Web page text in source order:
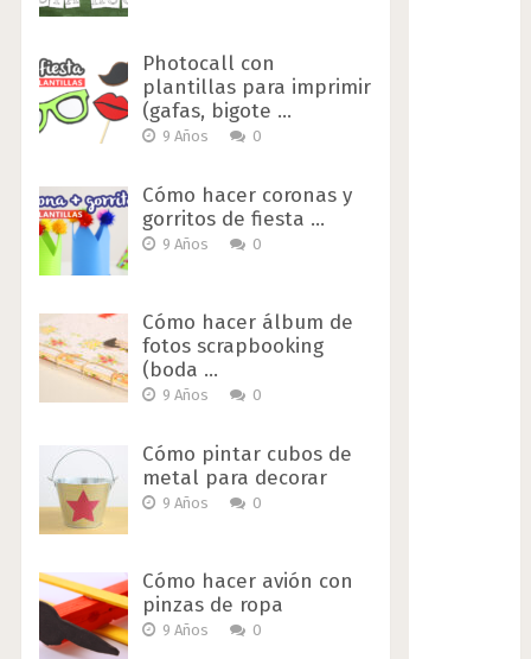
Photocall con
plantillas para imprimir
(gafas, bigote …
9 Años 0
Cómo hacer coronas y
gorritos de fiesta …
9 Años 0
Cómo hacer álbum de
fotos scrapbooking
(boda …
9 Años 0
Cómo pintar cubos de
metal para decorar
9 Años 0
Cómo hacer avión con
pinzas de ropa
9 Años 0